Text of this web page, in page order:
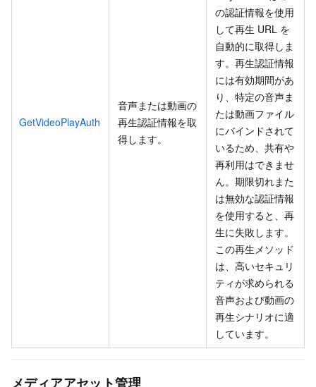
GetVideoPlayAuth
音声または動画の
再生認証情報を取
得します。
の認証情報を使用
して再生 URL を
自動的に取得しま
す。再生認証情報
には有効期間があ
り、特定の音声ま
たは動画ファイル
にバインドされて
いるため、共有や
再利用はできませ
ん。期限切れまた
は無効な認証情報
を使用すると、再
生に失敗します。
この再生メソッド
は、高いセキュリ
ティが求められる
音声および動画の
再生シナリオに適
しています。
メディアアセット管理